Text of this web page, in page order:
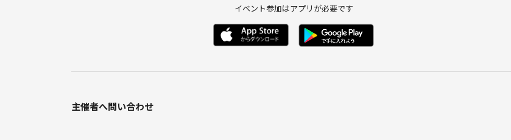
【主催者について紹介！】
いました。
イベント参加はアプリが必要です
主催者へ問い合わせ